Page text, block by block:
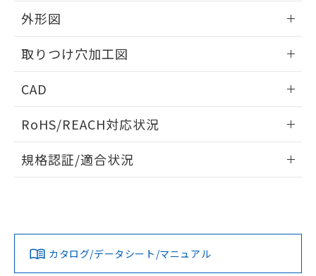
外形図
取りつけ穴加工図
CAD
ドすることができます。
ログイン/会員登録
ダウンロードデータをご利用いただく前に、以下を必ずお読
みください。
ソフトウェアの使用条件
RoHS/REACH対応状況
EU RoHS 注意事項・凡例
対応済み
規格認証/適合状況
カタログ/データシート/マニュアル
指します。
51物質の非含有証明書（当社基準）
※本証明書は発行日時点で非含有を証明す
るもので、過去に遡って非含有を証明する
ものではありません。
また、RoHS指令のフタル酸エステル類４
欄に対応日を記載しておりました。
既に当社にて対応品への在庫切替を完了
していることから、特段のことがない限
り、2022年1月12日より割愛しておりま
す。